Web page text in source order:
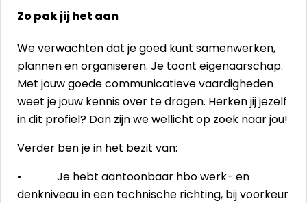
Zo pak jij het aan
We verwachten dat je goed kunt samenwerken,
plannen en organiseren. Je toont eigenaarschap.
Met jouw goede communicatieve vaardigheden
weet je jouw kennis over te dragen. Herken jij jezelf
in dit profiel? Dan zijn we wellicht op zoek naar jou!
Verder ben je in het bezit van:
• Je hebt aantoonbaar hbo werk- en
denkniveau in een technische richting, bij voorkeur